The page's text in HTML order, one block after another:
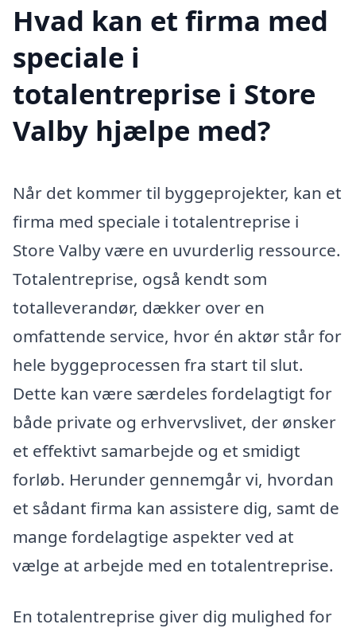
Hvad kan et firma med
speciale i
totalentreprise i Store
Valby hjælpe med?
Når det kommer til byggeprojekter, kan et
firma med speciale i totalentreprise i
Store Valby være en uvurderlig ressource.
Totalentreprise, også kendt som
totalleverandør, dækker over en
omfattende service, hvor én aktør står for
hele byggeprocessen fra start til slut.
Dette kan være særdeles fordelagtigt for
både private og erhvervslivet, der ønsker
et effektivt samarbejde og et smidigt
forløb. Herunder gennemgår vi, hvordan
et sådant firma kan assistere dig, samt de
mange fordelagtige aspekter ved at
vælge at arbejde med en totalentreprise.
En totalentreprise giver dig mulighed for